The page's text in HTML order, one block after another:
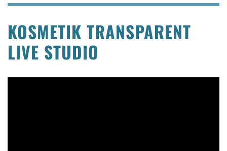
KOSMETIK TRANSPARENT
LIVE STUDIO